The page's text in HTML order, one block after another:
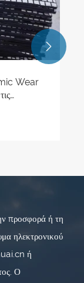

προσφορά ή τη
ηλεκτρονικού
ή
Ο